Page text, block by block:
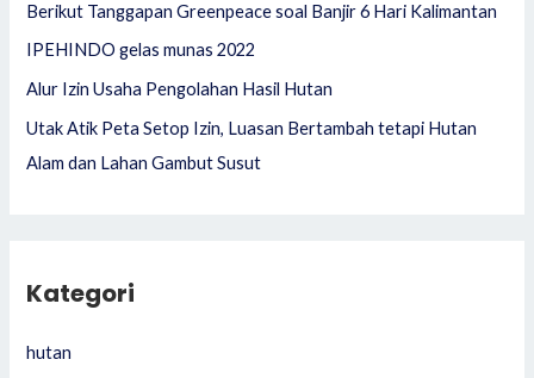
:
Berikut Tanggapan Greenpeace soal Banjir 6 Hari Kalimantan
IPEHINDO gelas munas 2022
Alur Izin Usaha Pengolahan Hasil Hutan
Utak Atik Peta Setop Izin, Luasan Bertambah tetapi Hutan
Alam dan Lahan Gambut Susut
Kategori
hutan